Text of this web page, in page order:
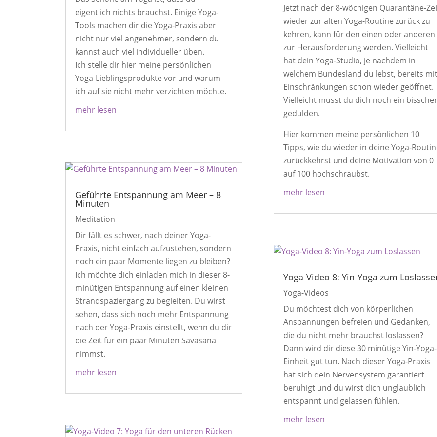
eigentlich nichts brauchst. Einige Yoga-
Tools machen dir die Yoga-Praxis aber
nicht nur viel angenehmer, sondern du
kannst auch viel individueller üben.
Ich stelle dir hier meine persönlichen
Yoga-Lieblingsprodukte vor und warum
ich auf sie nicht mehr verzichten möchte.
mehr lesen
Geführte Entspannung am Meer – 8
Minuten
Meditation
Dir fällt es schwer, nach deiner Yoga-
Praxis, nicht einfach aufzustehen, sondern
noch ein paar Momente liegen zu bleiben?
Ich möchte dich einladen mich in dieser 8-
minütigen Entspannung auf einen kleinen
Strandspaziergang zu begleiten. Du wirst
sehen, dass sich noch mehr Entspannung
nach der Yoga-Praxis einstellt, wenn du dir
die Zeit für ein paar Minuten Savasana
nimmst.
mehr lesen
Jetzt nach der 8-wöchigen Quarantäne-
wieder zur alten Yoga-Routine zurück zu
kehren, kann für den einen oder anderen
zur Herausforderung werden. Vielleicht
hat dein Yoga-Studio, je nachdem in
welchem Bundesland du lebst, bereits mit
Einschränkungen schon wieder geöffnet.
Vielleicht musst du dich noch ein
gedulden.
Hier kommen meine persönlichen 10
Tipps, wie du wieder in deine Yoga-
zurückkehrst und deine Motivation von 0
auf 100 hochschraubst.
mehr lesen
Yoga-Video 8: Yin-Yoga zum
Yoga-Videos
Du möchtest dich von körperlichen
Anspannungen befreien und Gedanken,
die du nicht mehr brauchst loslassen?
Dann wird dir diese 30 minütige Yin-Yoga-
Einheit gut tun. Nach dieser Yoga-Praxis
hat sich dein Nervensystem garantiert
beruhigt und du wirst dich unglaublich
entspannt und gelassen fühlen.
mehr lesen